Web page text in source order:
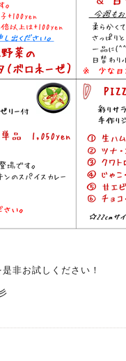
非お試しください！